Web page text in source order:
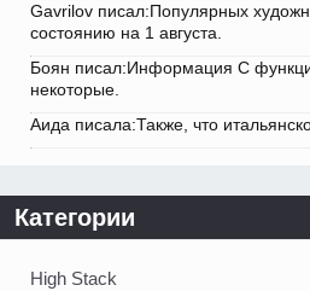
Gavrilov писал:Популярных
состоянию на 1 августа.
Боян писал:Информация С
некоторые.
Аида писала:Также, что
Категории
High Stack